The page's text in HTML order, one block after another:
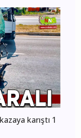
karıştı 1